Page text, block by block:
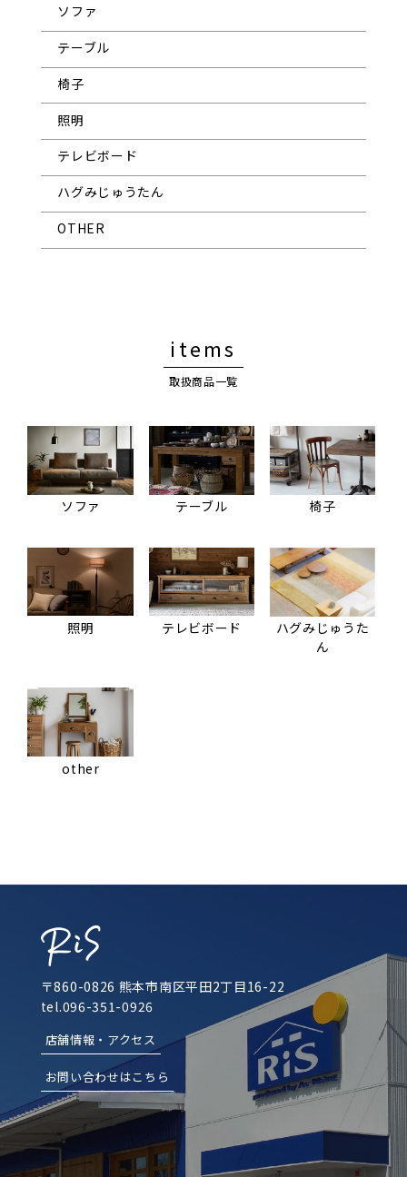
ソファ
テーブル
椅子
照明
テレビボード
ハグみじゅうたん
OTHER
items
取扱商品一覧
ソファ テーブル 椅子
照明 テレビボード
ハグみじゅうた
ん
other
〒860-0826 熊本市南区平田2丁目16-22
tel.096-351-0926
店舗情報・アクセス
お問い合わせはこちら